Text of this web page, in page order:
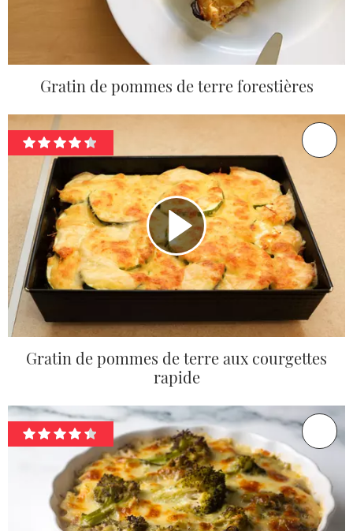
Gratin de pommes de terre forestières
Gratin de pommes de terre aux courgettes
rapide